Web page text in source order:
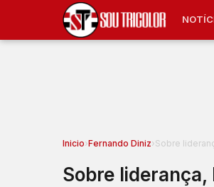
Inicio›Fernando Diniz›Sobre
Sobre liderança,